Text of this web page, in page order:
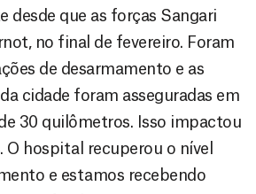
desde que as forças Sangari
no final de fevereiro. Foram
de desarmamento e as
cidade foram asseguradas em
30 quilômetros. Isso impactou
O hospital recuperou o nível
e estamos recebendo